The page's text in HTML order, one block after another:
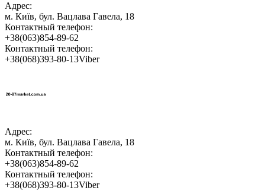
Адрес:
м. Київ, бул. Вацлава Гавела, 18
Контактный телефон:
+38(063)854-89-62
Контактный телефон:
+38(068)393-80-13Viber
Адрес:
м. Київ, бул. Вацлава Гавела, 18
Контактный телефон:
+38(063)854-89-62
Контактный телефон:
+38(068)393-80-13Viber